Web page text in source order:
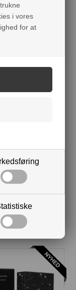
i vores
for at
produkter